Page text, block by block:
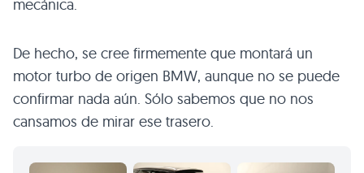
mecánica.
De hecho, se cree firmemente que montará un
motor turbo de origen BMW, aunque no se puede
confirmar nada aún. Sólo sabemos que no nos
cansamos de mirar ese trasero.